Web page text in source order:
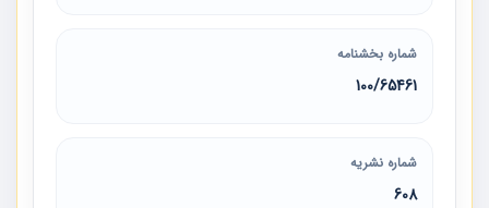
شماره بخشنامه
100/65461
شماره نشریه
608